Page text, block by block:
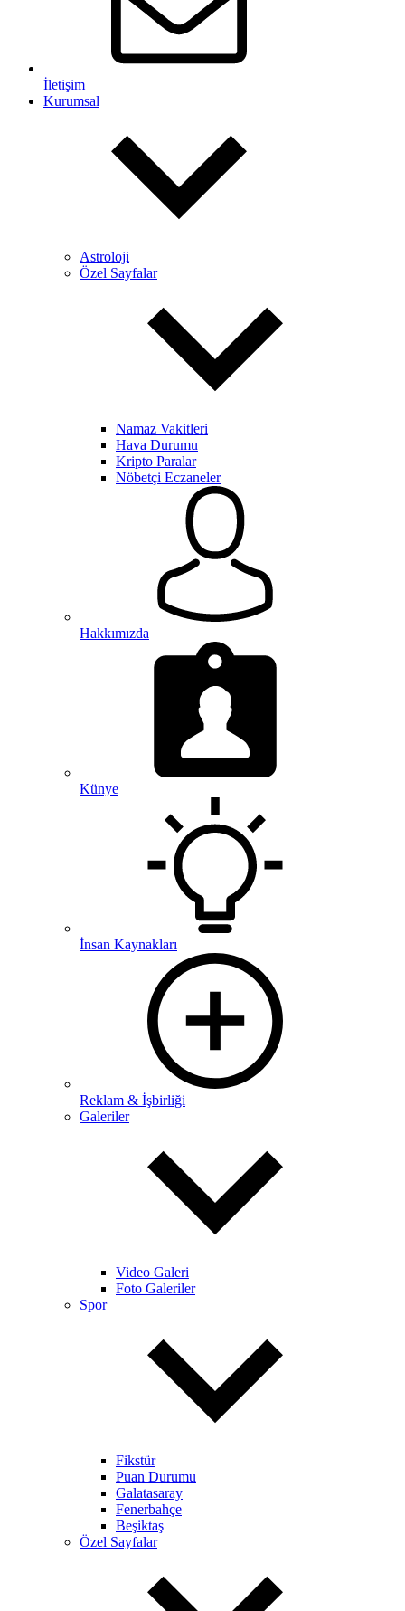
İletişim
Kurumsal
Astroloji
Özel Sayfalar
Namaz Vakitleri
Hava Durumu
Kripto Paralar
Nöbetçi Eczaneler
Hakkımızda
Künye
İnsan Kaynakları
Reklam & İşbirliği
Galeriler
Video Galeri
Foto Galeriler
Spor
Fikstür
Puan Durumu
Galatasaray
Fenerbahçe
Beşiktaş
Özel Sayfalar